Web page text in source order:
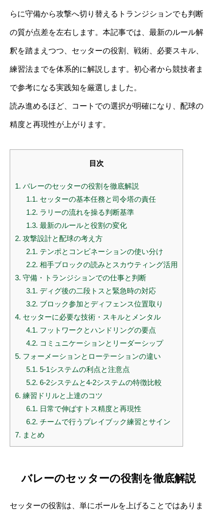
らに守備から攻撃へ切り替えるトランジションでも判断
の質が点差を左右します。本記事では、最新のルール解
釈を踏まえつつ、セッターの役割、戦術、必要スキル、
練習法までを体系的に解説します。初心者から競技者ま
で参考になる実践知を厳選しました。
読み進めるほど、コートでの選択が明確になり、配球の
精度と再現性が上がります。
目次
1. バレーのセッターの役割を徹底解説
1.1. セッターの基本任務と司令塔の責任
1.2. ラリーの流れを操る判断基準
1.3. 最新のルールと役割の変化
2. 攻撃設計と配球の考え方
2.1. テンポとコンビネーションの使い分け
2.2. 相手ブロックの読みとスカウティング活用
3. 守備・トランジションでの仕事と判断
3.1. ディグ後の二段トスと緊急時の対応
3.2. ブロック参加とディフェンス位置取り
4. セッターに必要な技術・スキルとメンタル
4.1. フットワークとハンドリングの要点
4.2. コミュニケーションとリーダーシップ
5. フォーメーションとローテーションの違い
5.1. 5-1システムの利点と注意点
5.2. 6-2システムと4-2システムの特徴比較
6. 練習ドリルと上達のコツ
6.1. 日常で伸ばすトス精度と再現性
6.2. チームで行うプレイブック練習とサイン
7. まとめ
バレーのセッターの役割を徹底解説
セッターの役割は、単にボールを上げることではありま